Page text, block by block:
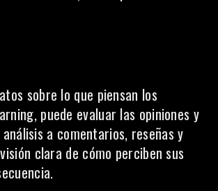
sobre lo que piensan los
puede evaluar las opiniones y
a comentarios, reseñas y
clara de cómo perciben sus